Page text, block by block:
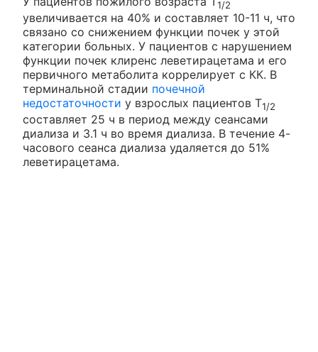
1/2
увеличивается на 40% и составляет 10-11 ч, что
связано со снижением функции почек у этой
категории больных. У пациентов с нарушением
функции почек клиренс леветирацетама и его
первичного метаболита коррелирует с КК. В
терминальной стадии почечной
недостаточности у взрослых пациентов Т1/2
составляет 25 ч в период между сеансами
диализа и 3.1 ч во время диализа. В течение 4-
часового сеанса диализа удаляется до 51%
леветирацетама.